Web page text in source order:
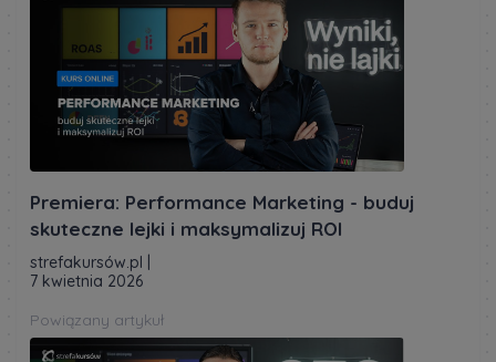
Premiera: Performance Marketing - buduj
skuteczne lejki i maksymalizuj ROI
strefakursów.pl
7 kwietnia 2026
Powiązany artykuł